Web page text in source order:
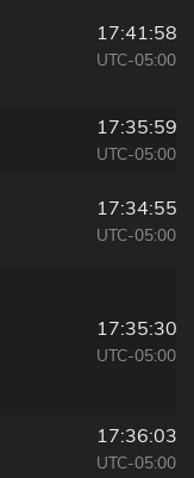
17:41:58
UTC-05:00
17:35:59
UTC-05:00
17:34:55
UTC-05:00
17:35:30
UTC-05:00
17:36:03
UTC-05:00